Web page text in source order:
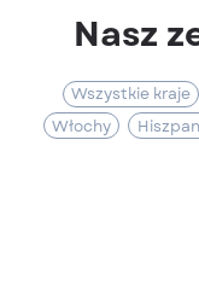
Nasz
Wszystkie kraje
Włochy